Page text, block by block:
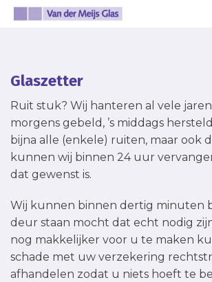
Glaszetter
Ruit stuk? Wij hanteren al vele
morgens gebeld, ’s middags
bijna alle (enkele) ruiten, maar ook
kunnen wij binnen 24 uur
dat gewenst is.
Wij kunnen binnen dertig minuten
deur staan mocht dat echt nodig
nog makkelijker voor u te maken
schade met uw verzekering
afhandelen zodat u niets hoeft te